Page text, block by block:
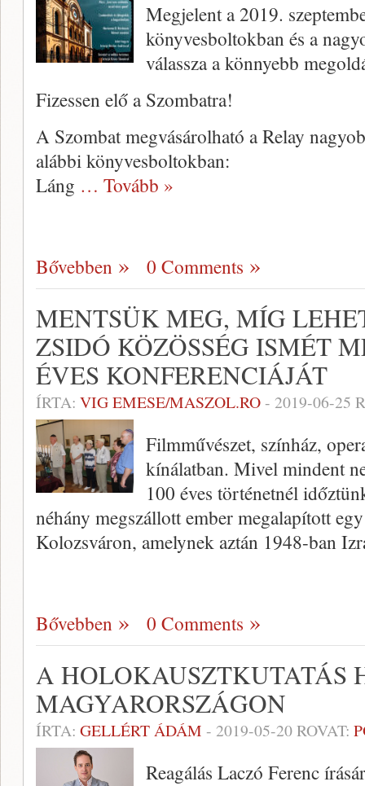
Megjelent a 2019.
könyvesboltokban és a
válassza a könnyebb
Fizessen elő a Szombatra!
A Szombat megvásárolható a Relay
alábbi könyvesboltokban:
Láng … Tovább »
Bővebben 0 Comments
MENTSÜK MEG, MÍG
ZSIDÓ KÖZÖSSÉG ISMÉT
ÉVES KONFERENCIÁJÁT
ÍRTA: VIG EMESE/MASZOL.RO- 2019-06-25
Filmművészet, színház,
kínálatban. Mivel mindent
100 éves történetnél
néhány megszállott ember megalapított
Kolozsváron, amelynek aztán 1948-ban
Bővebben 0 Comments
A HOLOKAUSZTKUTATÁS
MAGYARORSZÁGON
ÍRTA: GELLÉRT ÁDÁM - 2019-05-20ROVAT:
Reagálás Laczó Ferenc